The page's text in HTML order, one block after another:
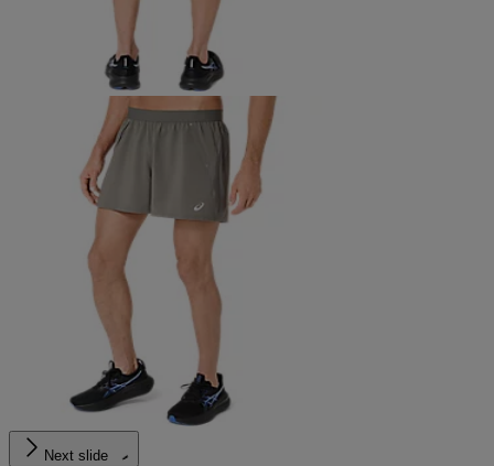
Next slide